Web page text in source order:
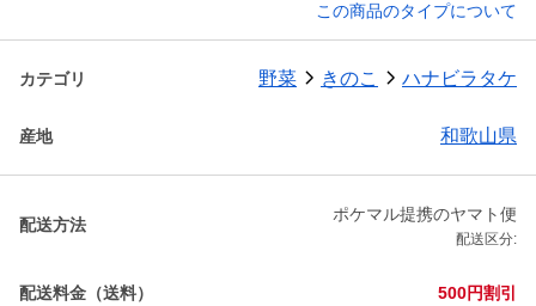
この商品のタイプについて
カテゴリ 野菜 きのこ ハナビラタケ
産地 和歌山県
配送方法
ポケマル提携のヤマト便
配送区分:
配送料金（送料） 500円割引